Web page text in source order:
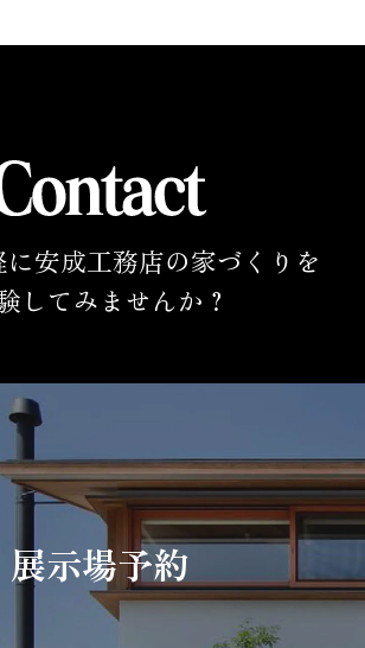
に安成工務店の家づくりを
してみませんか？
展示場予約